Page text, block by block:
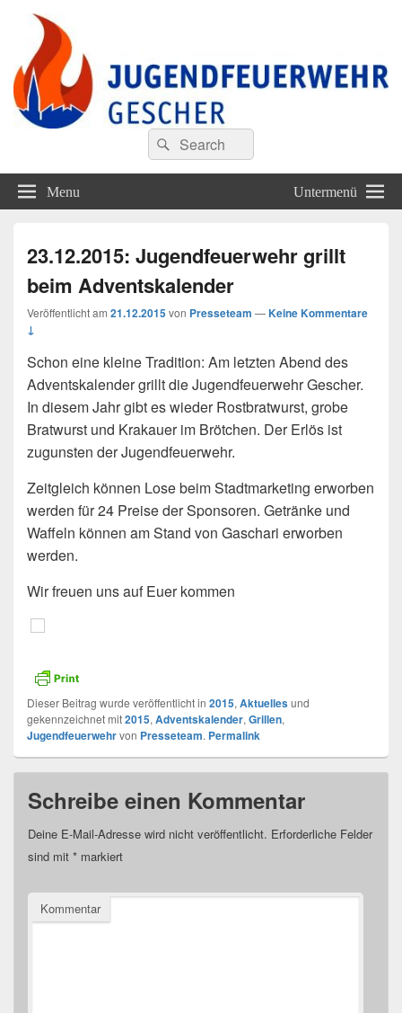
Jugendfeuerwehr Gescher
Finde Deine Stärken – Mit UnsSearch
for:
Suche
Menu Untermenü
23.12.2015: Jugendfeuerwehr grillt
beim Adventskalender
Veröffentlicht am 21.12.2015von Presseteam —Keine Kommentare
↓
Schon eine kleine Tradition: Am letzten Abend des
Adventskalender grillt die Jugendfeuerwehr Gescher.
In diesem Jahr gibt es wieder Rostbratwurst, grobe
Bratwurst und Krakauer im Brötchen. Der Erlös ist
zugunsten der Jugendfeuerwehr.
Zeitgleich können Lose beim Stadtmarketing erworben
werden für 24 Preise der Sponsoren. Getränke und
Waffeln können am Stand von Gaschari erworben
werden.
Wir freuen uns auf Euer kommen
Dieser Beitrag wurde veröffentlicht in 2015, Aktuellesund
gekennzeichnet mit2015, Adventskalender, Grillen,
Jugendfeuerwehrvon Presseteam. Permalink
Schreibe einen Kommentar
Deine E-Mail-Adresse wird nicht veröffentlicht. Erforderliche Felder
sind mit * markiert
Kommentar